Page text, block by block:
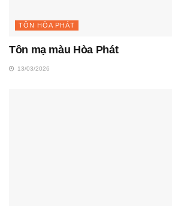
TÔN HÒA PHÁT
Tôn mạ màu Hòa Phát
13/03/2026